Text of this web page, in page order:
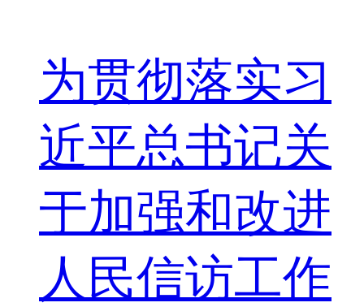
为贯彻落实习
近平总书记关
于加强和改进
人民信访工作